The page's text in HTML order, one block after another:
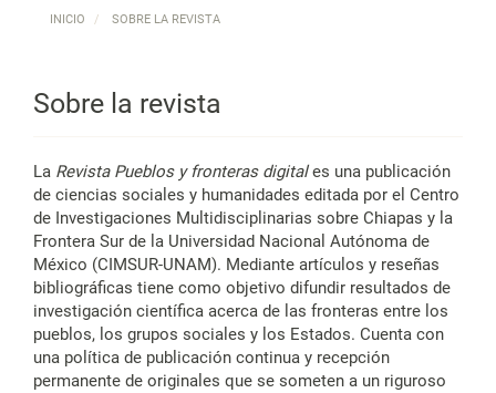
INICIO SOBRE LA REVISTA
Sobre la revista
La Revista Pueblos y fronteras digitales una publicación
de ciencias sociales y humanidades editada por el Centro
de Investigaciones Multidisciplinarias sobre Chiapas y la
Frontera Sur de la Universidad Nacional Autónoma de
México (CIMSUR-UNAM). Mediante artículos y reseñas
bibliográficas tiene como objetivo difundir resultados de
investigación científica acerca de las fronteras entre los
pueblos, los grupos sociales y los Estados. Cuenta con
una política de publicación continua y recepción
permanente de originales que se someten a un riguroso